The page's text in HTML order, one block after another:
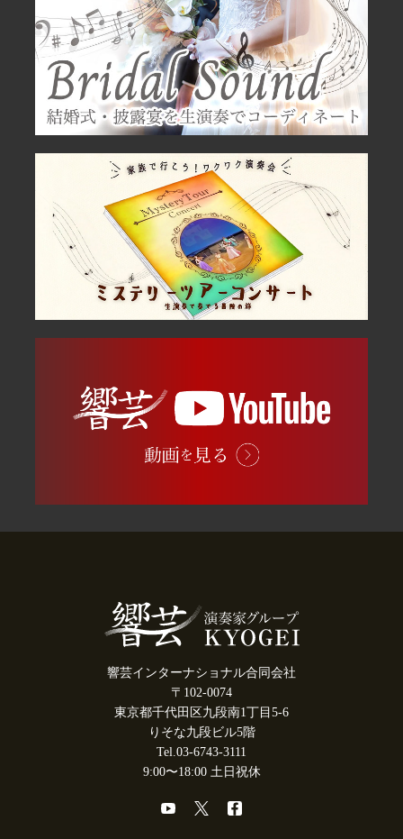
響芸インターナショナル合同会社
〒102-0074
東京都千代田区九段南1丁目5-6
りそな九段ビル5階
Tel.03-6743-3111
9:00〜18:00 土日祝休